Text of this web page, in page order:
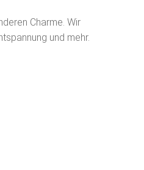
Charme. Wir
und mehr.